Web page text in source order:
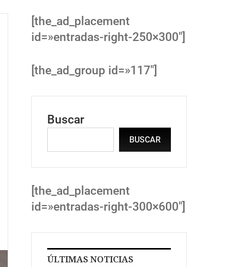
[the_ad_placement
id=»entradas-right-250×300″]
[the_ad_group id=»117″]
Buscar
BUSCAR
[the_ad_placement
id=»entradas-right-300×600″]
ÚLTIMAS NOTICIAS